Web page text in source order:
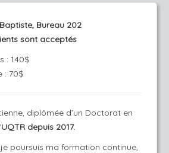
Bureau 202
sont acceptés
: 140$
: 70$
diplômée d’un Doctorat en
UQTR depuis 2017.
poursuis ma formation continue,